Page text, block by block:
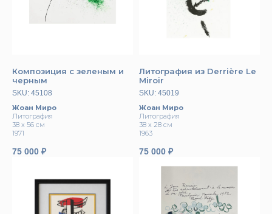
Композиция с зеленым и
черным
SKU: 45108
Жоан Миро
Литография
38 x 56 см
1971
75 000 ₽
Литография из Derrière Le
Miroir
SKU: 45019
Жоан Миро
Литография
38 х 28 см
1963
75 000 ₽